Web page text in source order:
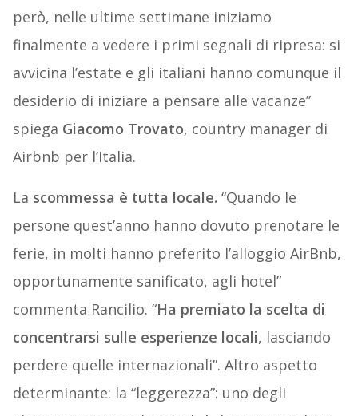
però, nelle ultime settimane iniziamo
finalmente a vedere i primi segnali di ripresa: si
avvicina l’estate e gli italiani hanno comunque il
desiderio di iniziare a pensare alle vacanze”
spiega Giacomo Trovato, country manager di
Airbnb per l’Italia.
La scommessa è tutta locale. “Quando le
persone quest’anno hanno dovuto prenotare le
ferie, in molti hanno preferito l’alloggio AirBnb,
opportunamente sanificato, agli hotel”
commenta Rancilio. “Ha premiato la scelta di
concentrarsi sulle esperienze locali, lasciando
perdere quelle internazionali”. Altro aspetto
determinante: la “leggerezza”: uno degli